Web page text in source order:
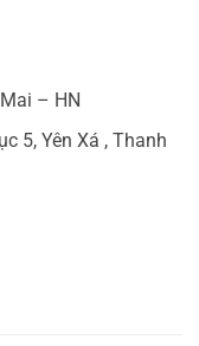
– HN
5, Yên Xá , Thanh